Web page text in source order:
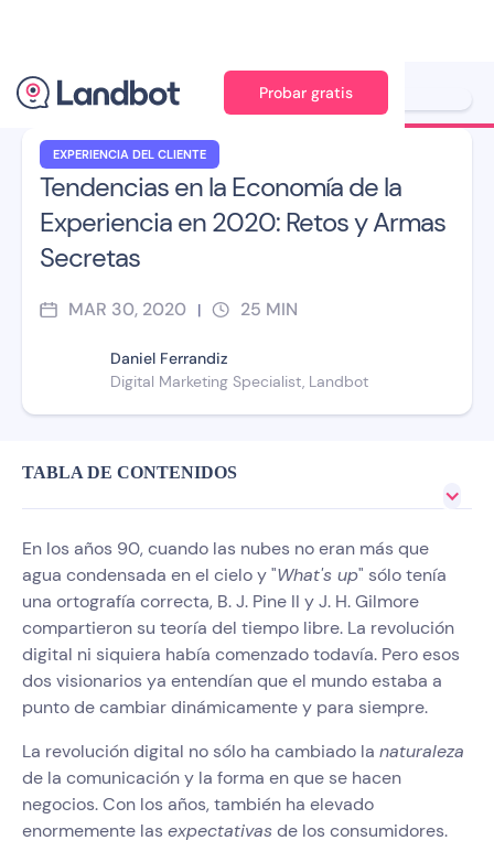
Probar gratis
EXPERIENCIA DEL CLIENTE
Tendencias en la Economía de la
Experiencia en 2020: Retos y Armas
Secretas
MAR 30, 2020 | 25 MIN
Daniel Ferrandiz
Digital Marketing Specialist, Landbot
Jana Pérez
TABLA DE CONTENIDOS
En los años 90, cuando las nubes no eran más que
agua condensada en el cielo y "What's up" sólo tenía
una ortografía correcta, B. J. Pine II y J. H. Gilmore
compartieron su teoría del tiempo libre. La revolución
digital ni siquiera había comenzado todavía. Pero esos
dos visionarios ya entendían que el mundo estaba a
punto de cambiar dinámicamente y para siempre.
La revolución digital no sólo ha cambiado la naturaleza
de la comunicación y la forma en que se hacen
negocios. Con los años, también ha elevado
enormemente las expectativas de los consumidores.